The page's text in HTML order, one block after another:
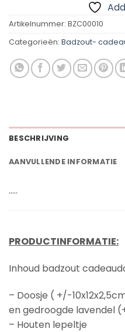
Artikelnummer: BZC00010
Categorieën: Badzout-
BESCHRIJVING
AANVULLENDE INFORMATIE
…..
PRODUCTINFORMATIE:
Inhoud badzout
– Doosje ( +/-
en gedroogde lavendel
– Houten lepeltje